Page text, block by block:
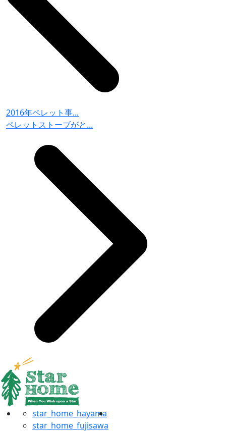
2016年ペレット事...
ペレットストーブがと...
star_home_hayama
star_home_fujisawa